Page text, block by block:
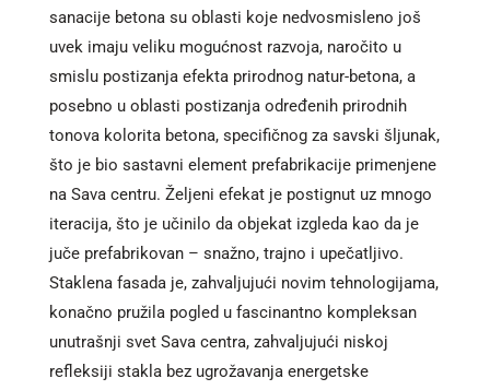
sanacije betona su oblasti koje nedvosmisleno još
uvek imaju veliku mogućnost razvoja, naročito u
smislu postizanja efekta prirodnog natur-betona, a
posebno u oblasti postizanja određenih prirodnih
tonova kolorita betona, specifičnog za savski šljunak,
što je bio sastavni element prefabrikacije primenjene
na Sava centru. Željeni efekat je postignut uz mnogo
iteracija, što je učinilo da objekat izgleda kao da je
juče prefabrikovan – snažno, trajno i upečatljivo.
Staklena fasada je, zahvaljujući novim tehnologijama,
konačno pružila pogled u fascinantno kompleksan
unutrašnji svet Sava centra, zahvaljujući niskoj
refleksiji stakla bez ugrožavanja energetske